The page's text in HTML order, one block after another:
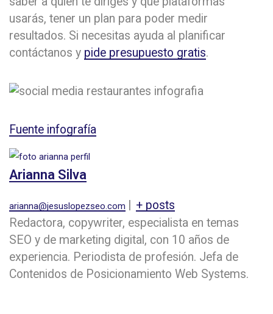
usarás, tener un plan para poder medir
resultados. Si necesitas ayuda al planificar
contáctanos y pide presupuesto gratis.
Fuente infografía
Arianna Silva
arianna@jesuslopezseo.com
+ posts
Redactora, copywriter, especialista en temas
SEO y de marketing digital, con 10 años de
experiencia. Periodista de profesión. Jefa de
Contenidos de Posicionamiento Web Systems.